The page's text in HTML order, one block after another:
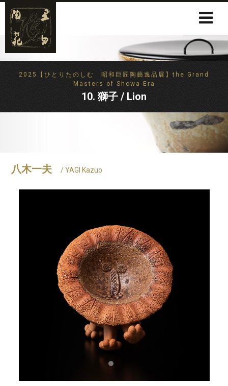
2025【ひとりたのしむ 昭和巨匠陶藝逸品展】the Grand
Masters of Showa Era
10. 獅子 / Lion
八木一夫 / YAGI Kazuo